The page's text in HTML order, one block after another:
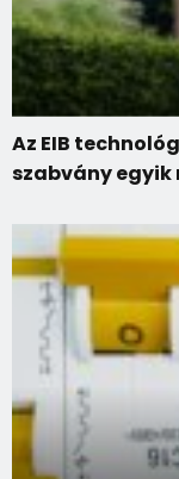
Az EIB
szabvány